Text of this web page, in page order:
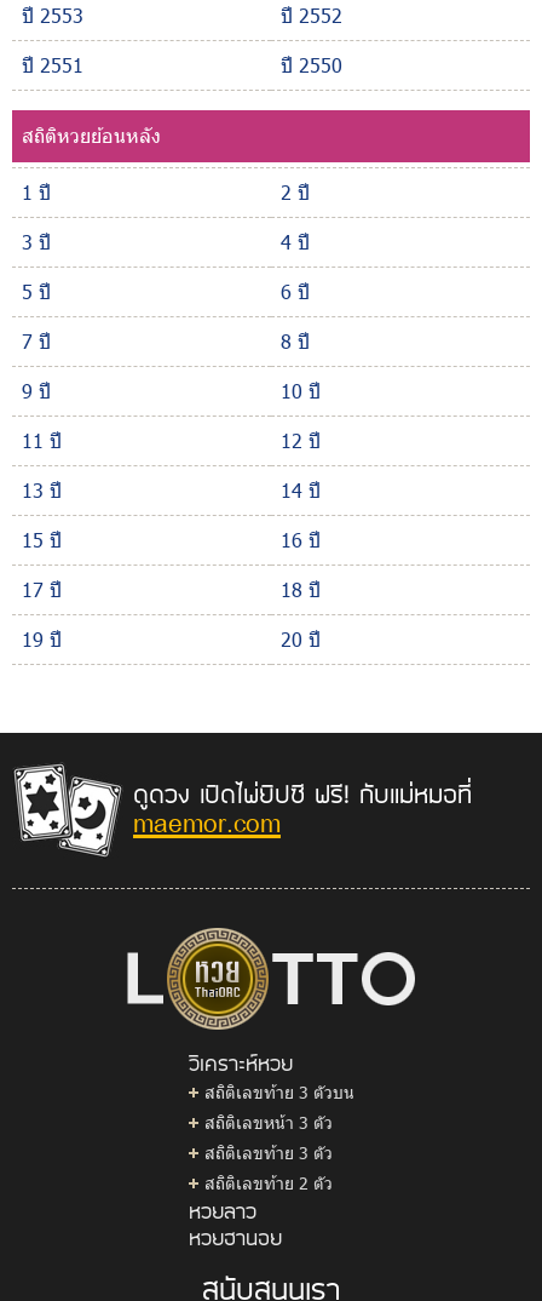
ปี 2553
ปี 2552
ปี 2551
ปี 2550
สถิติหวยย้อนหลัง
1 ปี
2 ปี
3 ปี
4 ปี
5 ปี
6 ปี
7 ปี
8 ปี
9 ปี
10 ปี
11 ปี
12 ปี
13 ปี
14 ปี
15 ปี
16 ปี
17 ปี
18 ปี
19 ปี
20 ปี
ดูดวง เปิดไพ่ยิปซี ฟรี! กับแม่หมอที่
maemor.com
วิเคราะห์หวย
สถิติเลขท้าย 3 ตัวบน
สถิติเลขหน้า 3 ตัว
สถิติเลขท้าย 3 ตัว
สถิติเลขท้าย 2 ตัว
หวยลาว
หวยฮานอย
สนับสนุนเรา